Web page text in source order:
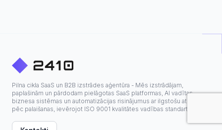
Pilna cikla SaaS un B2B izstrādes aģentūra - Mēs izstrādājam,
paplašinām un pārdodam pielāgotas SaaS platformas, AI vadītas
biznesa sistēmas un automatizācijas risinājumus ar ilgstošu atbalstu
pēc palaišanas, ievērojot ISO 9001 kvalitātes vadības standartus.